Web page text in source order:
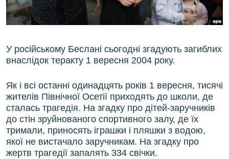
СВІДЧЕННЯ ОКУПАЦІЇ
ІНФОГРАФІКА
Русский
Qırımtatar
ДОЛУЧАЙСЯ!
Усі сайти RFE/RL
У російському Беслані сьогодні згадують загиблих
внаслідок теракту 1 вересня 2004 року.
Як і всі останні одинадцять років 1 вересня, тисячі
жителів Північної Осетії приходять до школи, де
сталась трагедія. На згадку про дітей-заручників
до стін зруйнованого спортивного залу, де їх
тримали, приносять іграшки і пляшки з водою,
якої не вистачало заручникам. На згадку про
жертв трагедії запалять 334 свічки.